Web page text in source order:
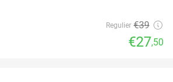
Regulier €39
€27,50